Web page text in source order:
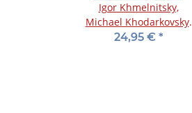
Igor Khmelnitsky,
Michael Khodarkovsky:
Teaching Chess - Step
24,95 € *